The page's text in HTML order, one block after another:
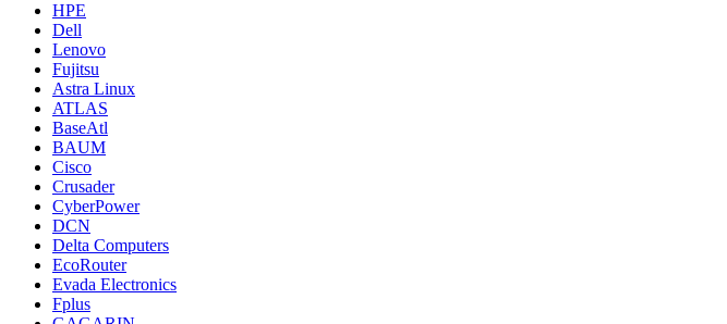
HPE
Dell
Lenovo
Fujitsu
Astra Linux
ATLAS
BaseAtl
BAUM
Cisco
Crusader
CyberPower
DCN
Delta Computers
EcoRouter
Evada Electronics
Fplus